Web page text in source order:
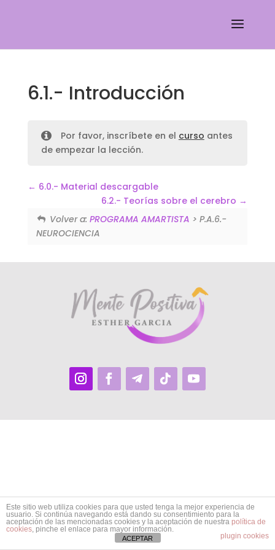
6.1.- Introducción
Por favor, inscríbete en el curso antes
de empezar la lección.
6.0.- Material descargable
6.2.- Teorías sobre el cerebro
Volver a:PROGRAMA AMARTISTA > P.A.6.-
NEUROCIENCIA
Este sitio web utiliza cookies para que usted tenga la mejor experiencia de
usuario. Si continúa navegando está dando su consentimiento para la
aceptación de las mencionadas cookies y la aceptación de nuestra política de
cookies, pinche el enlace para mayor información.
plugin cookies
ACEPTAR